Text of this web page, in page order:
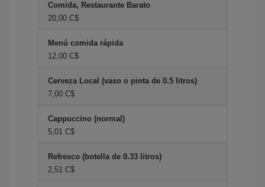
Comida, Restaurante Barato
20,00 C$
Menú comida rápida
12,00 C$
Cerveza Local (vaso o pinta de 0.5 litros)
7,00 C$
Cappuccino (normal)
5,01 C$
Refresco (botella de 0.33 litros)
2,51 C$